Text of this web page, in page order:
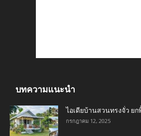
บทความแนะนำ
ไอเดียบ้านสวนทรงจั่ว ย
กรกฎาคม 12, 2025